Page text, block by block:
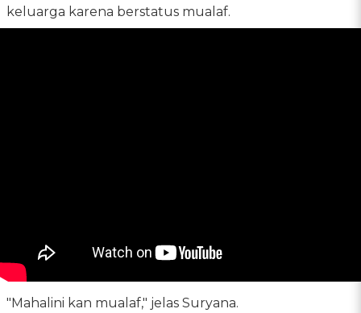
keluarga karena berstatus mualaf.
"Mahalini kan mualaf," jelas Suryana.